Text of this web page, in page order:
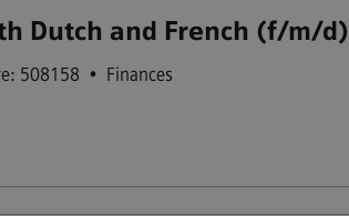
Dutch and French (f/m/d)
508158 • Finances